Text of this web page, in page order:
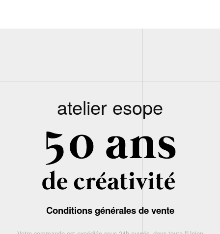
atelier esope
Conditions générales de vente